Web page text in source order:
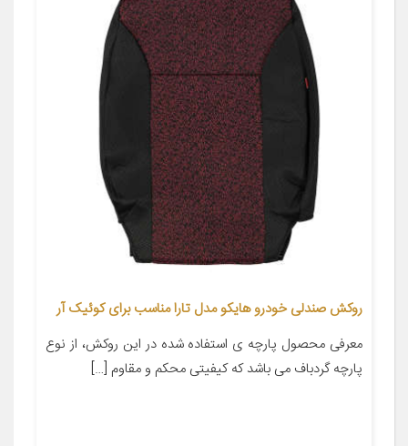
روکش صندلی خودرو هایکو مدل تارا مناسب برای کوئیک آر
معرفی محصول پارچه ی استفاده شده در این روکش، از نوع
پارچه گردباف می باشد که کیفیتی محکم و مقاوم […]